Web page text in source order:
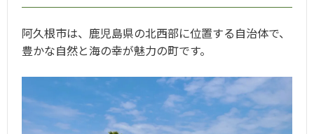
阿久根市は、鹿児島県の北西部に位置する自治体で、
豊かな自然と海の幸が魅力の町です。